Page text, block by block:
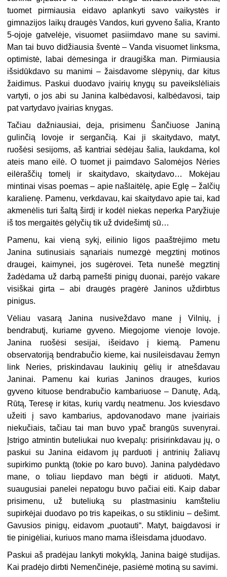
tuomet pirmiausia eidavo aplankyti savo vaikystės ir
gimnazijos laikų draugės Vandos, kuri gyveno šalia, Kranto
5-ojoje gatvelėje, visuomet pasiimdavo mane su savimi.
Man tai buvo didžiausia šventė – Vanda visuomet linksma,
optimistė, labai dėmesinga ir draugiška man. Pirmiausia
išsidūkdavo su manimi – žaisdavome slėpynių, dar kitus
žaidimus. Paskui duodavo įvairių knygų su paveikslėliais
vartyti, o jos abi su Janina kalbėdavosi, kalbėdavosi, taip
pat vartydavo įvairias knygas.
Tačiau dažniausiai, deja, prisimenu Šančiuose Janiną
gulinčią lovoje ir sergančią. Kai ji skaitydavo, matyt,
ruošėsi sesijoms, aš kantriai sėdėjau šalia, laukdama, kol
ateis mano eilė. O tuomet ji paimdavo Salomėjos Nėries
eilėraščių tomelį ir skaitydavo, skaitydavo… Mokėjau
mintinai visas poemas – apie našlaitėlę, apie Eglę – žalčių
karalienę. Pamenu, verkdavau, kai skaitydavo apie tai, kad
akmenėlis turi šaltą širdį ir kodėl niekas neperka Paryžiuje
iš tos mergaitės gėlyčių tik už dvidešimtį sū…
Pamenu, kai vieną sykį, eilinio ligos paaštrėjimo metu
Janina sutinusiais sąnariais numezgė megztinį motinos
draugei, kaimynei, jos sugėrovei. Teta nunešė megztinį
žadėdama už darbą parnešti pinigų duonai, parėjo vakare
visiškai girta – abi draugės pragėrė Janinos uždirbtus
pinigus.
Vėliau vasarą Janina nusiveždavo mane į Vilnių, į
bendrabutį, kuriame gyveno. Miegojome vienoje lovoje.
Janina ruošėsi sesijai, išeidavo į kiemą. Pamenu
observatoriją bendrabučio kieme, kai nusileisdavau žemyn
link Neries, priskindavau laukinių gėlių ir atnešdavau
Janinai. Pamenu kai kurias Janinos drauges, kurios
gyveno kituose bendrabučio kambariuose – Danutę, Adą,
Rūtą, Teresę ir kitas, kurių vardų neatmenu. Jos kviesdavo
užeiti į savo kambarius, apdovanodavo mane įvairiais
niekučiais, tačiau tai man buvo ypač brangūs suvenyrai.
Įstrigo atmintin buteliukai nuo kvepalų: prisirinkdavau jų, o
paskui su Janina eidavom jų parduoti į antrinių žaliavų
supirkimo punktą (tokie po karo buvo). Janina palydėdavo
mane, o toliau liepdavo man bėgti ir atiduoti. Matyt,
suaugusiai panelei nepatogu buvo pačiai eiti. Kaip dabar
prisimenu, už buteliuką su plastmasiniu kamšteliu
supirkėjai duodavo po tris kapeikas, o su stikliniu – dešimt.
Gavusios pinigų, eidavom „puotauti“. Matyt, baigdavosi ir
tie pinigėliai, kuriuos mano mama išleisdama įduodavo.
Paskui aš pradėjau lankyti mokyklą, Janina baigė studijas.
Kai pradėjo dirbti Nemenčinėje, pasiėmė motiną su savimi.